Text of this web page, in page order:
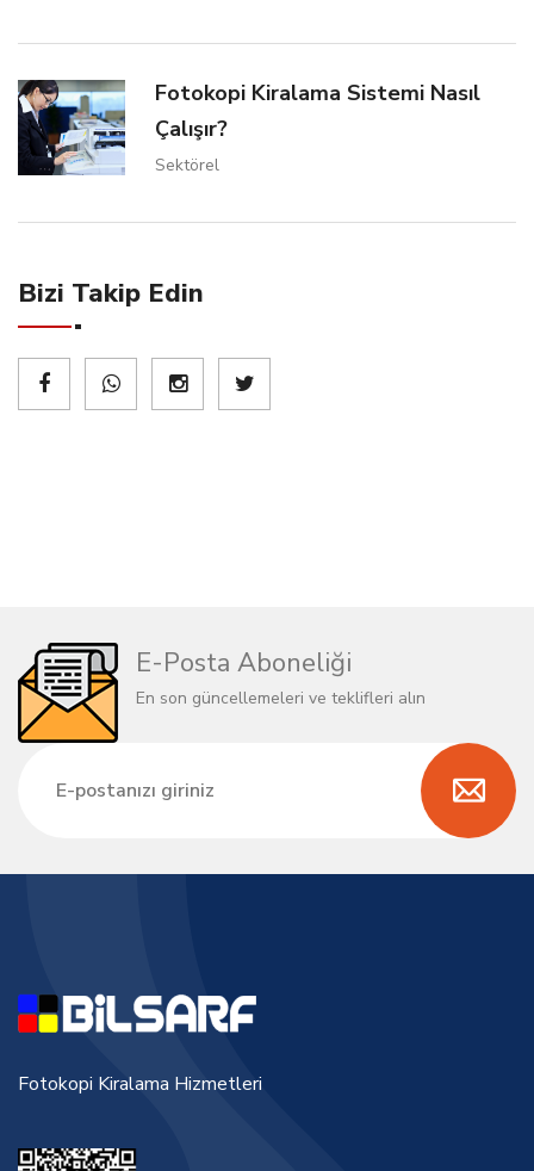
Fotokopi Kiralama Sistemi Nasıl
Çalışır?
Sektörel
Bizi Takip Edin
E-Posta Aboneliği
En son güncellemeleri ve teklifleri alın
Fotokopi Kiralama Hizmetleri